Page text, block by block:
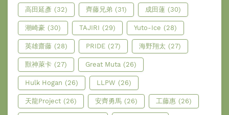
高田延彥 (32) 齊藤兄弟 (31) 成田蓮 (30)
潮崎豪 (30) TAJIRI (29) Yuto-Ice (28)
英雄齋藤 (28) PRIDE (27) 海野翔太 (27)
獸神萊卡 (27) Great Muta (26)
Hulk Hogan (26) LLPW (26)
天龍Project (26) 安齊勇馬 (26) 工藤惠 (26)